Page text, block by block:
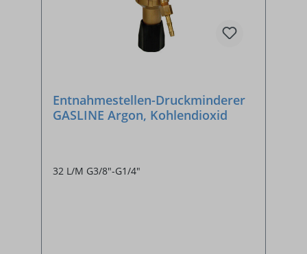
Entnahmestellen-Druckminderer
GASLINE Argon, Kohlendioxid
32 L/M G3/8"-G1/4"